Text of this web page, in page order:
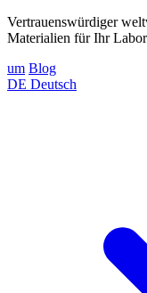
Vertrauenswürdiger
Materialien für Ihr
um Blog
DE Deutsch